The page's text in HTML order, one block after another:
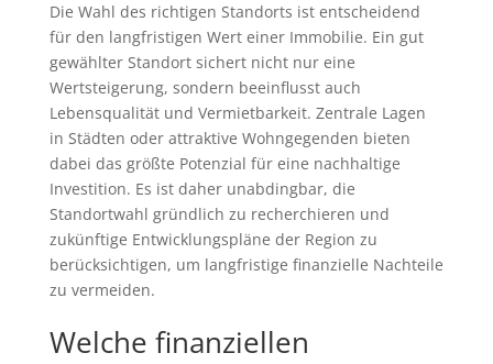
Die Wahl des richtigen Standorts ist entscheidend
für den langfristigen Wert einer Immobilie. Ein gut
gewählter Standort sichert nicht nur eine
Wertsteigerung, sondern beeinflusst auch
Lebensqualität und Vermietbarkeit. Zentrale Lagen
in Städten oder attraktive Wohngegenden bieten
dabei das größte Potenzial für eine nachhaltige
Investition. Es ist daher unabdingbar, die
Standortwahl gründlich zu recherchieren und
zukünftige Entwicklungspläne der Region zu
berücksichtigen, um langfristige finanzielle Nachteile
zu vermeiden.
Welche finanziellen